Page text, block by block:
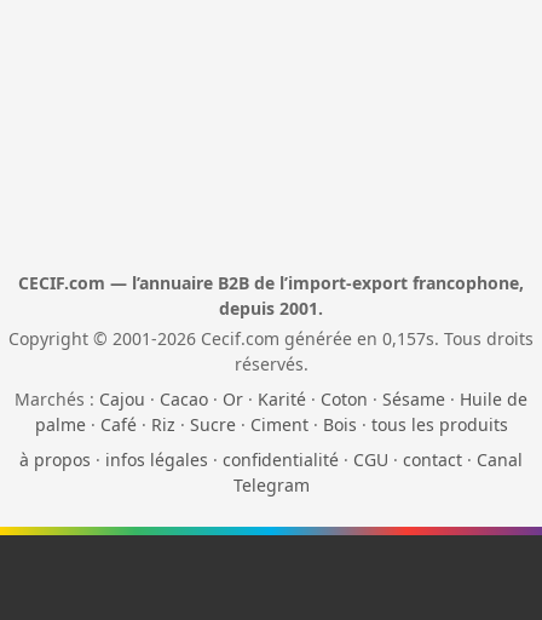
CECIF.com — l’annuaire B2B de l’import-export francophone,
depuis 2001.
Copyright © 2001-2026 Cecif.com générée en 0,157s. Tous droits
réservés.
Marchés : Cajou · Cacao · Or · Karité · Coton · Sésame · Huile de
palme· Café· Riz · Sucre· Ciment· Bois · tous les produits
à propos · infos légales · confidentialité · CGU · contact · Canal
Telegram